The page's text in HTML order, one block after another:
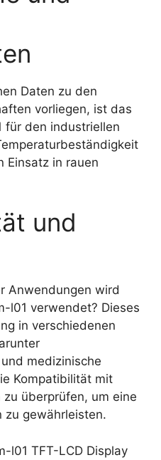
Daten zu den
vorliegen, ist das
für den industriellen
Einsatz in rauen
und
Anwendungen wird
l01 verwendet? Dieses
in verschiedenen
medizinische
Kompatibilität mit
überprüfen, um eine
zu gewährleisten.
l01 TFT-LCD Display